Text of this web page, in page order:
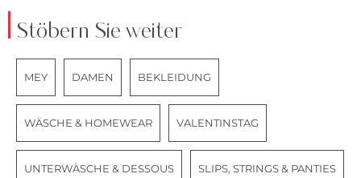
Stöbern Sie weiter
MEY DAMEN BEKLEIDUNG
WÄSCHE & HOMEWEAR VALENTINSTAG
UNTERWÄSCHE & DESSOUS SLIPS, STRINGS & PANTIES